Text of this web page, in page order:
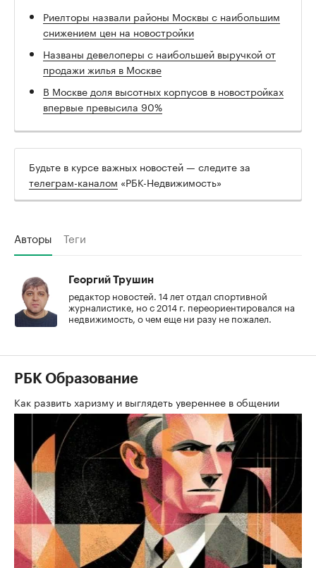
Риелторы назвали районы Москвы с наибольшим
снижением цен на новостройки
Названы девелоперы с наибольшей выручкой от
продажи жилья в Москве
В Москве доля высотных корпусов в новостройках
впервые превысила 90%
Будьте в курсе важных новостей — следите за
телеграм-каналом «РБК-Недвижимость»
Авторы Теги
Георгий Трушин
редактор новостей. 14 лет отдал спортивной
журналистике, но с 2014 г. переориентировался на
недвижимость, о чем еще ни разу не пожалел.
РБК Образование
Как развить харизму и выглядеть увереннее в общении